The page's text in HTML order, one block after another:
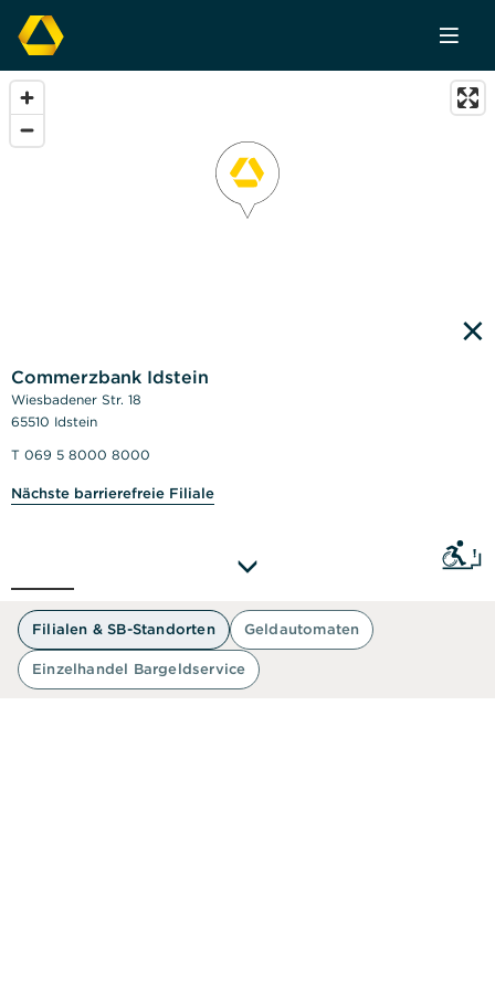
×
Commerzbank Idstein
Ein
Wiesbadener Str. 18
65510 Idstein
T 069 5 8000 8000
Nächste barrierefreie Filiale
Filialen & SB-Standorten Geldautomaten
Einzelhandel Bargeldservice